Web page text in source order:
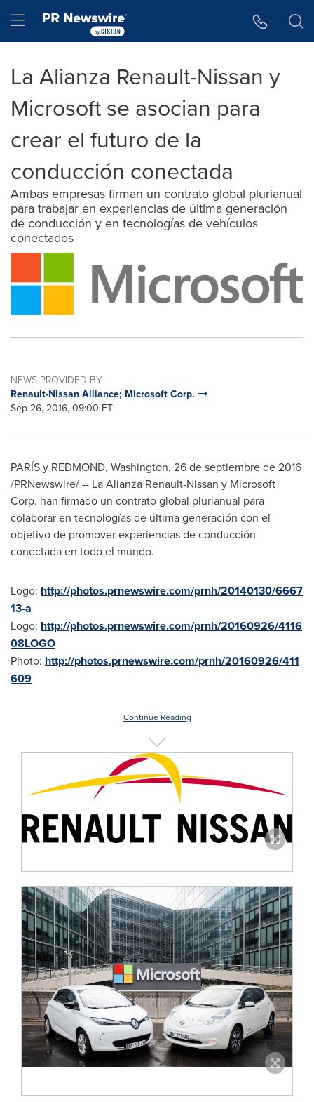
Hamburger menu
La Alianza Renault-Nissan y
Microsoft se asocian para
crear el futuro de la
conducción conectada
Ambas empresas firman un contrato global plurianual
para trabajar en experiencias de última generación
de conducción y en tecnologías de vehículos
conectados
NEWS PROVIDED BY
Renault-Nissan Alliance; Microsoft Corp.
Sep 26, 2016, 09:00 ET
PARÍS y REDMOND, Washington, 26 de septiembre de 2016
/PRNewswire/ -- La Alianza Renault-Nissan y Microsoft
Corp. han firmado un contrato global plurianual para
colaborar en tecnologías de última generación con el
objetivo de promover experiencias de conducción
conectada en todo el mundo.
Logo: http://photos.prnewswire.com/prnh/20140130/6667
13-a
Logo: http://photos.prnewswire.com/prnh/20160926/4116
08LOGO
Photo: http://photos.prnewswire.com/prnh/20160926/411
609
Continue Reading